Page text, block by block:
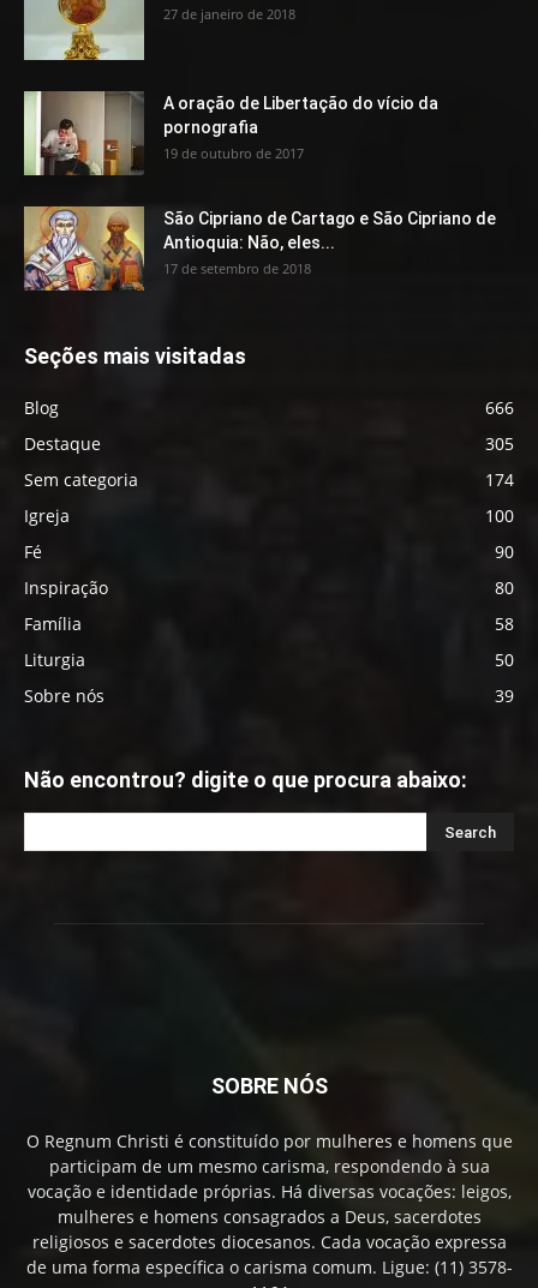
27 de janeiro de 2018
A oração de Libertação do vício da
pornografia
19 de outubro de 2017
São Cipriano de Cartago e São Cipriano de
Antioquia: Não, eles...
17 de setembro de 2018
Seções mais visitadas
Blog
666
Destaque
305
Sem categoria
174
Igreja
100
Fé
90
Inspiração
80
Família
58
Liturgia
50
Sobre nós
39
Não encontrou? digite o que procura abaixo:
SOBRE NÓS
O Regnum Christi é constituído por mulheres e homens que
participam de um mesmo carisma, respondendo à sua
vocação e identidade próprias. Há diversas vocações: leigos,
mulheres e homens consagrados a Deus, sacerdotes
religiosos e sacerdotes diocesanos. Cada vocação expressa
de uma forma específica o carisma comum. Ligue: (11) 3578-